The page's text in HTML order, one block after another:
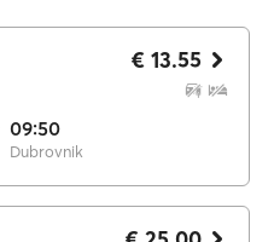
09:50
Dubrovnik
€ 13.55